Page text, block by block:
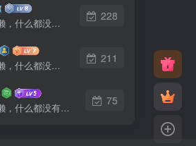
这家伙很懒，什么都没有写...
228
这家伙很懒，什么都没有写...
211
这家伙很懒，什么都没有写...
75